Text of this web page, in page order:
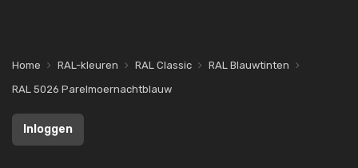
Home RAL-kleuren RAL Classic
RAL Blauwtinten
RAL 5026 Parelmoernachtblauw
Inloggen